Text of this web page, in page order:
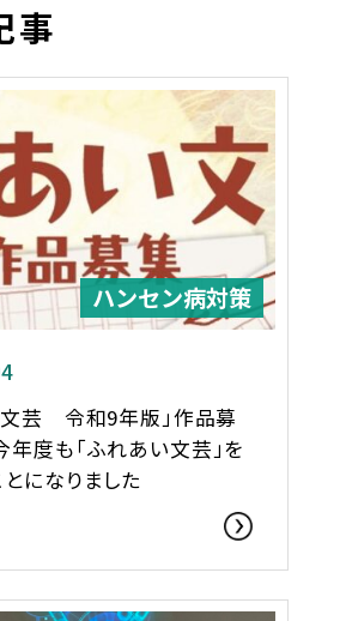
事
ハンセン病対策
文芸 令和9年版」作品募
度も「ふれあい文芸」を
になりました